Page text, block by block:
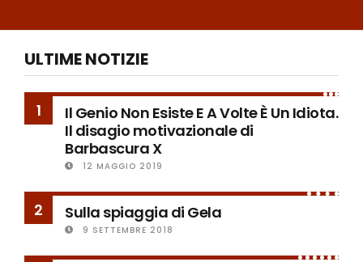
ULTIME NOTIZIE
1
Il Genio Non Esiste E A Volte È Un Idiota.
Il disagio motivazionale di
Barbascura X
12 MAGGIO 2019
2 Sulla spiaggia di Gela
9 SETTEMBRE 2018